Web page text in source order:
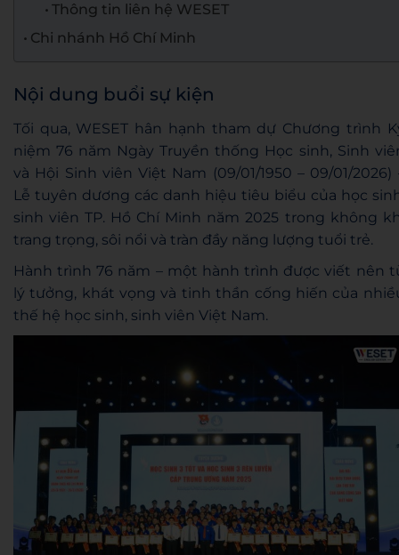
Thông tin liên hệ WESET
Chi nhánh Hồ Chí Minh
Nội dung buổi sự kiện
Tối qua, WESET hân hạnh tham dự Chương trình
niệm 76 năm Ngày Truyền thống Học sinh, Sinh
và Hội Sinh viên Việt Nam (09/01/1950 – 09/01/2026)
Lễ tuyên dương các danh hiệu tiêu biểu của học
sinh viên TP. Hồ Chí Minh năm 2025 trong không
trang trọng, sôi nổi và tràn đầy năng lượng tuổi trẻ.
Hành trình 76 năm – một hành trình được viết nên
lý tưởng, khát vọng và tinh thần cống hiến của
thế hệ học sinh, sinh viên Việt Nam.